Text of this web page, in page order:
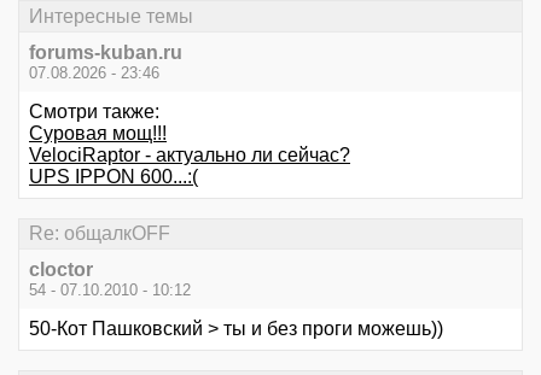
Интересные темы
forums-kuban.ru
07.08.2026 - 23:46
Смотри также:
Суровая мощ!!!
VelociRaptor - актуально ли сейчас?
UPS IPPON 600...:(
Re: общалкOFF
cloctor
54 - 07.10.2010 - 10:12
50-Кот Пашковский > ты и без проги можешь))